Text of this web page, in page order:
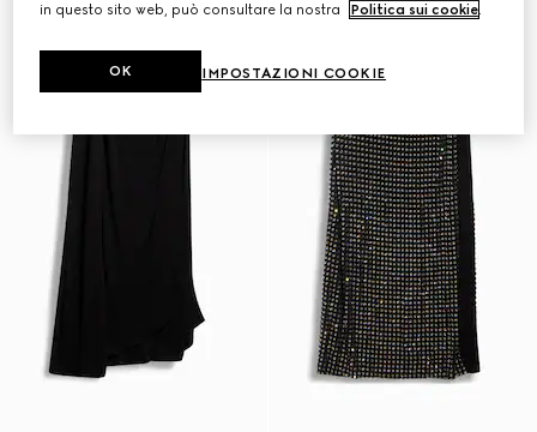
in questo sito web, può consultare la nostra
Politica sui cookie.
IMPOSTAZIONI COOKIE
OK